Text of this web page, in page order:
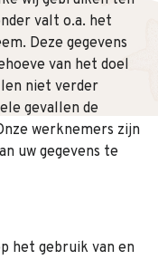
valt o.a. het
Deze gegevens
van het doel
niet verder
gevallen de
werknemers zijn
uw gegevens te
het gebruik van en